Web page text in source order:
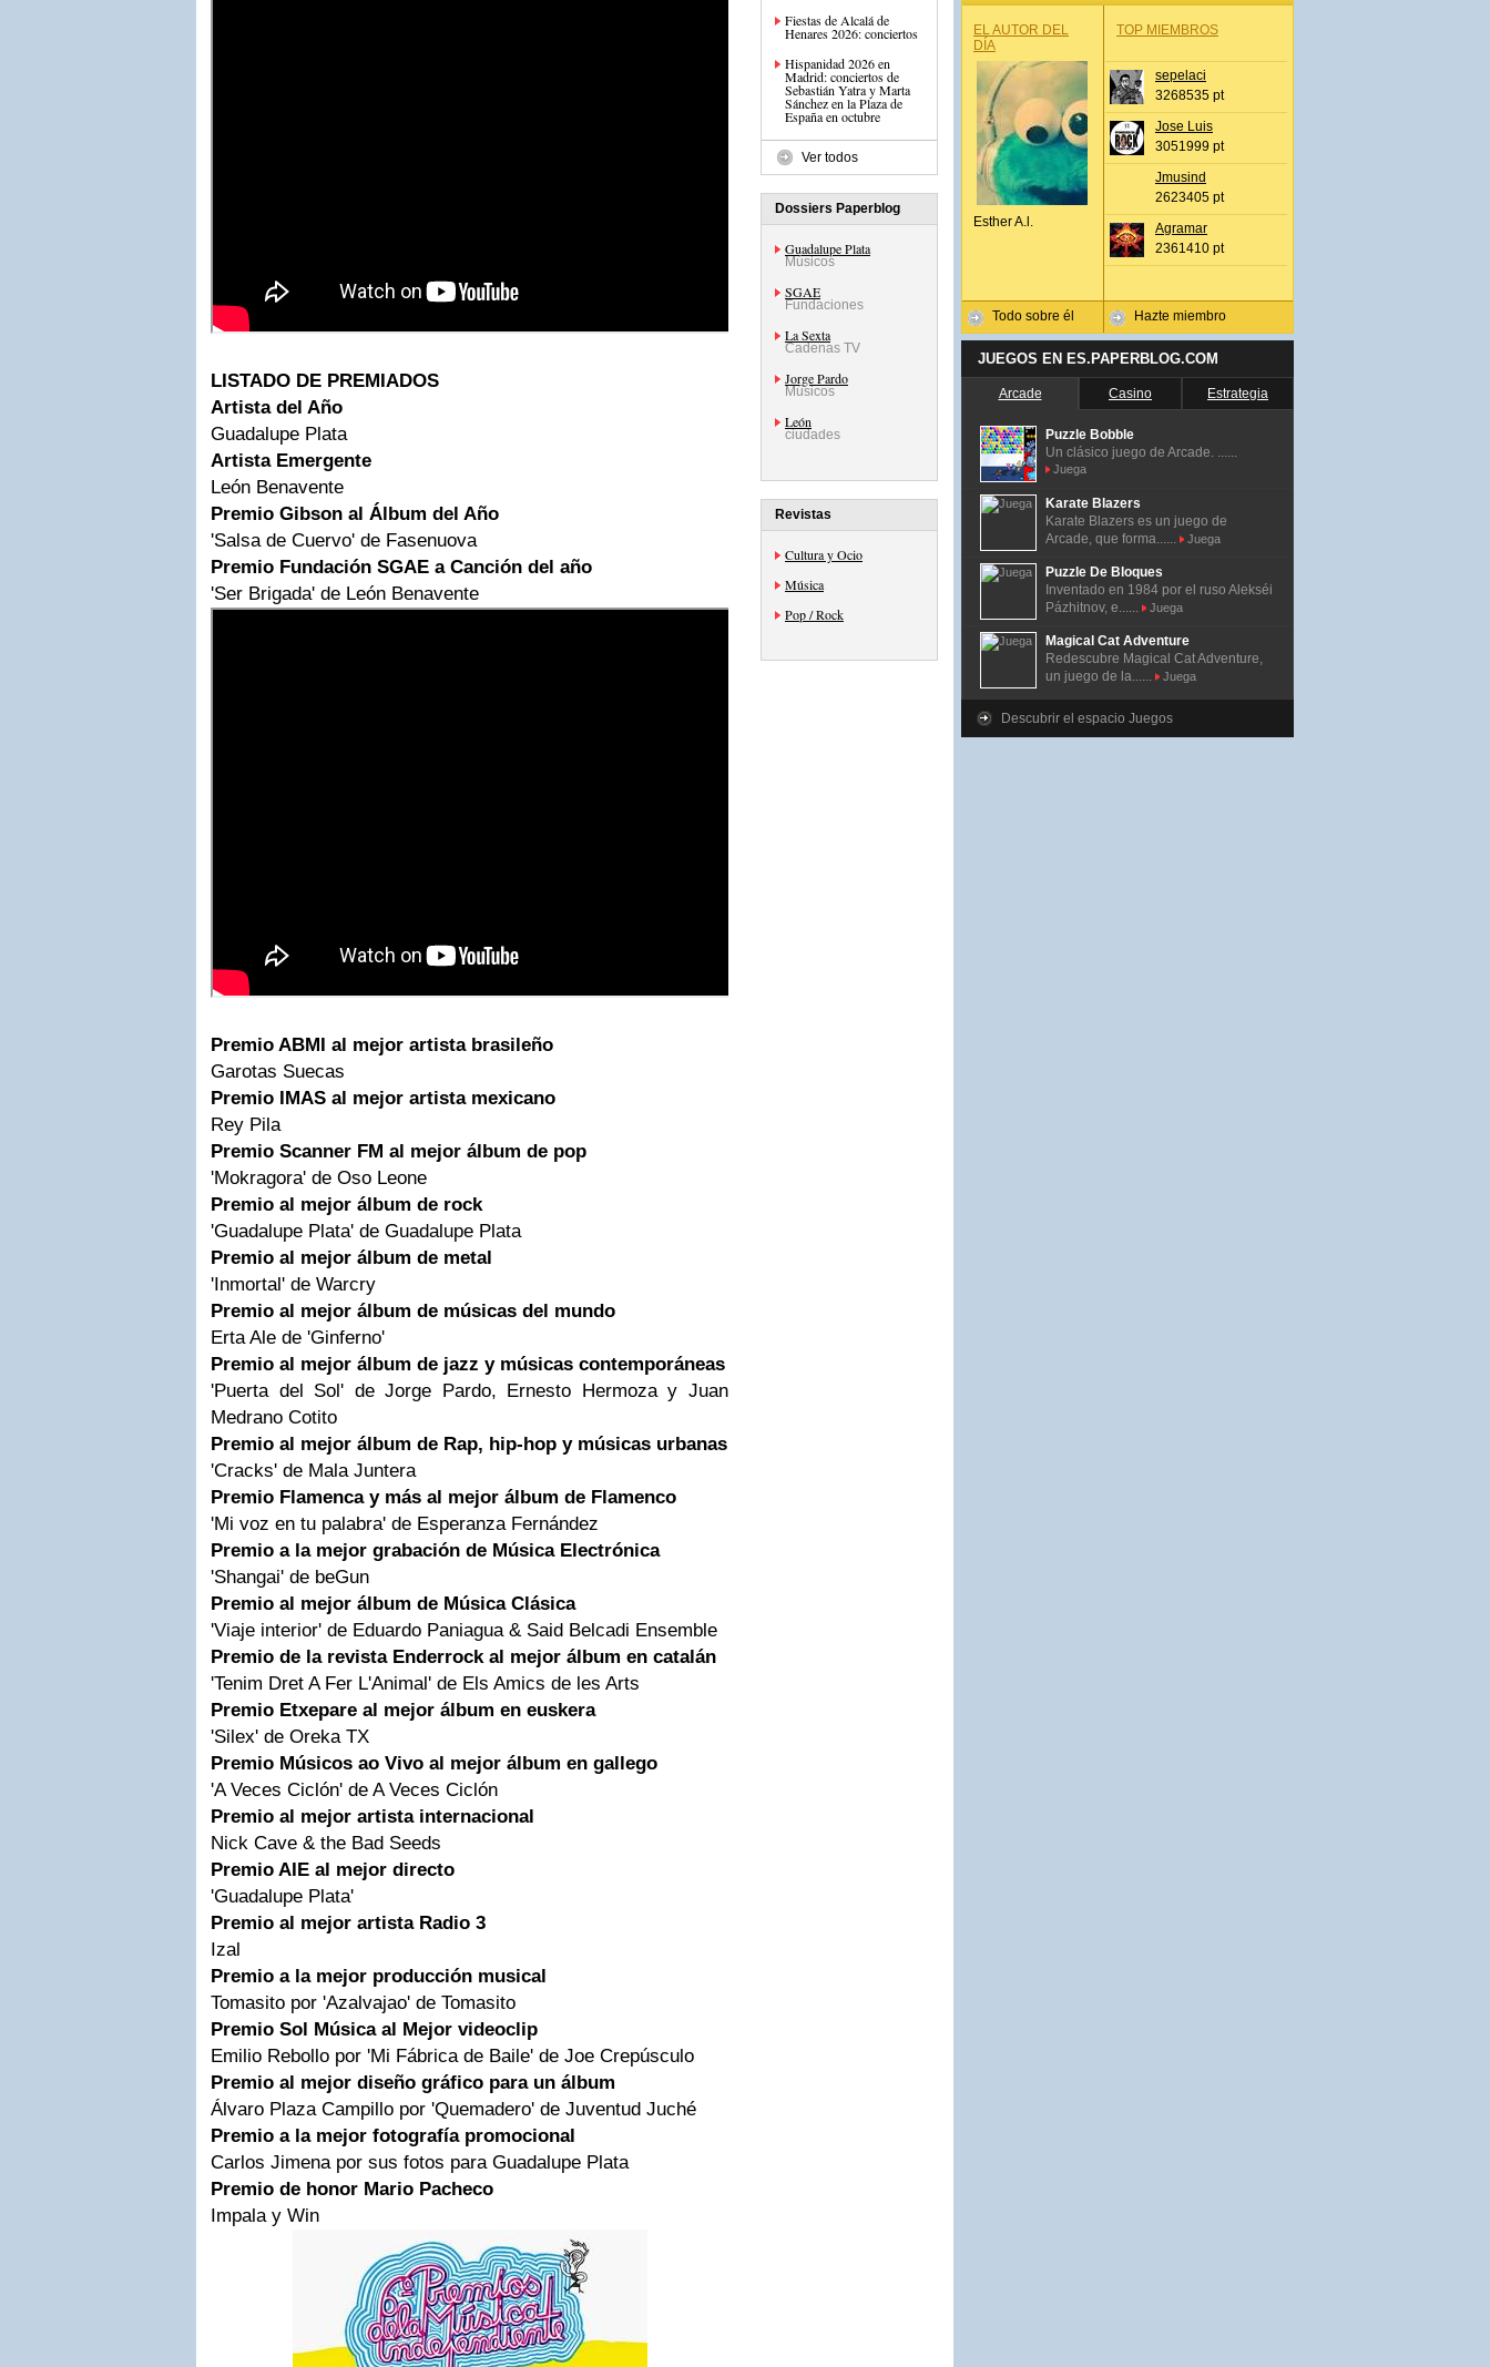
LISTADO DE PREMIADOS
Artista del Año
Guadalupe Plata
Artista Emergente
León Benavente
Premio Gibson al Álbum del Año
'Salsa de Cuervo' de Fasenuova
Premio Fundación SGAE a Canción del año
'Ser Brigada' de León Benavente
Premio ABMI al mejor artista brasileño
Garotas Suecas
Premio IMAS al mejor artista mexicano
Rey Pila
Premio Scanner FM al mejor álbum de pop
'Mokragora' de Oso Leone
Premio al mejor álbum de rock
'Guadalupe Plata' de Guadalupe Plata
Premio al mejor álbum de metal
'Inmortal' de Warcry
Premio al mejor álbum de músicas del mundo
Erta Ale de 'Ginferno'
Premio al mejor álbum de jazz y músicas contemporáneas
'Puerta del Sol' de Jorge Pardo, Ernesto Hermoza y Juan
Medrano Cotito
Premio al mejor álbum de Rap, hip-hop y músicas urbanas
'Cracks' de Mala Juntera
Premio Flamenca y más al mejor álbum de Flamenco
'Mi voz en tu palabra' de Esperanza Fernández
Premio a la mejor grabación de Música Electrónica
'Shangai' de beGun
Premio al mejor álbum de Música Clásica
'Viaje interior' de Eduardo Paniagua & Said Belcadi Ensemble
Premio de la revista Enderrock al mejor álbum en catalán
'Tenim Dret A Fer L'Animal' de Els Amics de les Arts
Premio Etxepare al mejor álbum en euskera
'Silex' de Oreka TX
Premio Músicos ao Vivo al mejor álbum en gallego
'A Veces Ciclón' de A Veces Ciclón
Premio al mejor artista internacional
Nick Cave & the Bad Seeds
Premio AIE al mejor directo
'Guadalupe Plata'
Premio al mejor artista Radio 3
Izal
Premio a la mejor producción musical
Tomasito por 'Azalvajao' de Tomasito
Premio Sol Música al Mejor videoclip
Emilio Rebollo por 'Mi Fábrica de Baile' de Joe Crepúsculo
Premio al mejor diseño gráfico para un álbum
Álvaro Plaza Campillo por 'Quemadero' de Juventud Juché
Premio a la mejor fotografía promocional
Carlos Jimena por sus fotos para Guadalupe Plata
Premio de honor Mario Pacheco
Impala y Win
Fiestas de Alcalá de
Henares 2026: conciertos
Hispanidad 2026 en
Madrid: conciertos de
Sebastián Yatra y Marta
Sánchez en la Plaza de
España en octubre
Ver todos
Dossiers Paperblog
Guadalupe Plata
Músicos
SGAE
Fundaciones
La Sexta
Cadenas TV
Jorge Pardo
Músicos
León
ciudades
Revistas
Cultura y Ocio
Música
Pop / Rock
EL AUTOR DEL
DÍA
Esther A.l.
Todo sobre él
TOP MIEMBROS
sepelaci
3268535 pt
Jose Luis
3051999 pt
Jmusind
2623405 pt
Agramar
2361410 pt
Hazte miembro
JUEGOS EN ES.PAPERBLOG.COM
Arcade Casino Estrategia
Puzzle Bobble
Un clásico juego de Arcade. ......
Juega
Karate Blazers
Karate Blazers es un juego de
Arcade, que forma......
Juega
Puzzle De Bloques
Inventado en 1984 por el ruso Alekséi
Pázhitnov, e......
Juega
Magical Cat Adventure
Redescubre Magical Cat Adventure,
un juego de la......
Juega
Descubrir el espacio Juegos